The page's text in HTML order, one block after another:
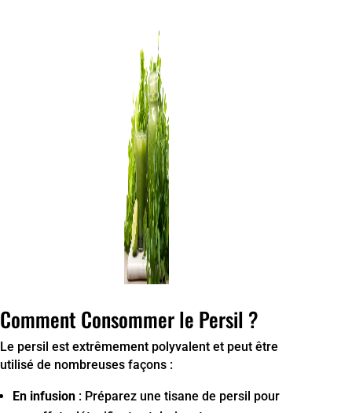
Comment Consommer le Persil ?
Le persil est extrêmement polyvalent et peut être
utilisé de nombreuses façons :
En infusion : Préparez une tisane de persil pour